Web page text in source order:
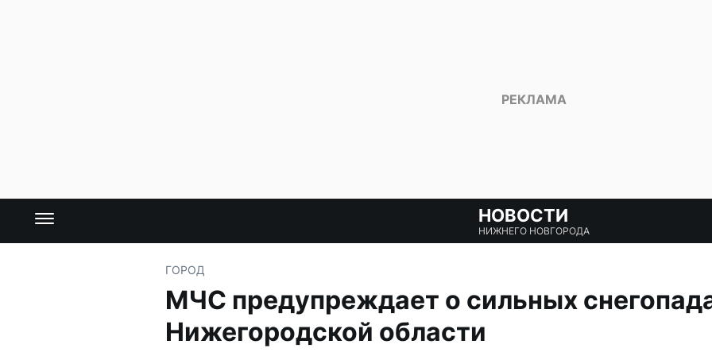
НОВОСТИ
НИЖНЕГО НОВГОРОДА
ГОРОД
МЧС предупреждает о сильных
Нижегородской области